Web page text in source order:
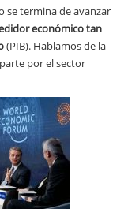
se termina de avanzar
económico tan
(PIB). Hablamos de la
por el sector